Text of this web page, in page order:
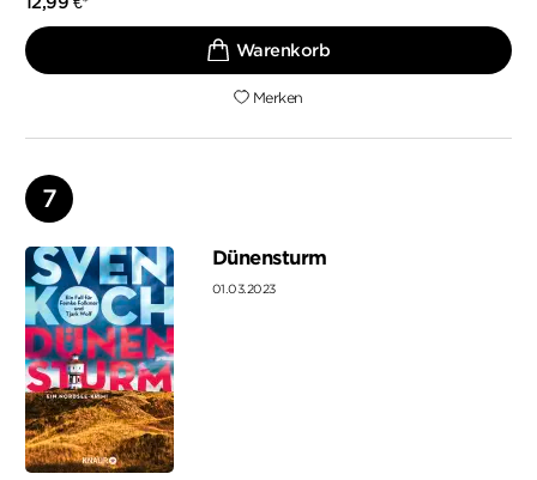
Merken
Dünensturm
01.03.2023